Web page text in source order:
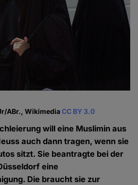
ABr., WikimediaCC BY 3.0
will eine Muslimin aus
auch dann tragen, wenn sie
sitzt. Sie beantragte bei der
eine
Die braucht sie zur